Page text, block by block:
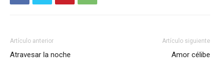
Artículo anterior
Atravesar la noche
Artículo siguiente
Amor célibe